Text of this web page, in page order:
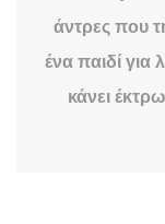
άντρες που
ένα παιδί για
κάνει